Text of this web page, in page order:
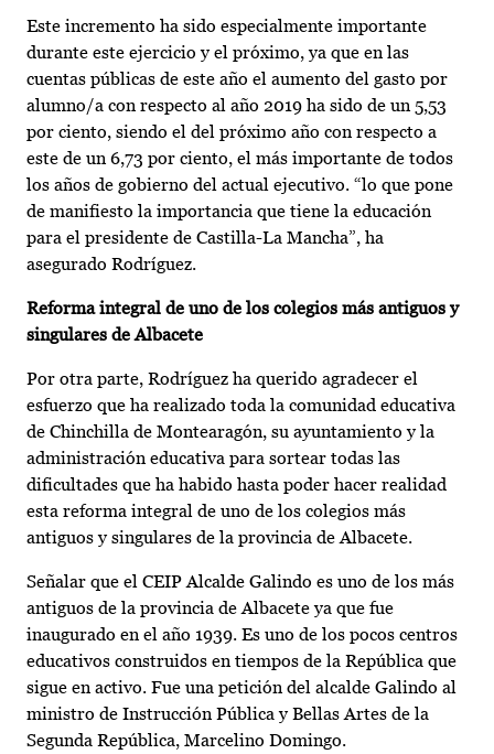
Este incremento ha sido especialmente importante
durante este ejercicio y el próximo, ya que en las
cuentas públicas de este año el aumento del gasto por
alumno/a con respecto al año 2019 ha sido de un 5,53
por ciento, siendo el del próximo año con respecto a
este de un 6,73 por ciento, el más importante de todos
los años de gobierno del actual ejecutivo. “lo que pone
de manifiesto la importancia que tiene la educación
para el presidente de Castilla-La Mancha”, ha
asegurado Rodríguez.
Reforma integral de uno de los colegios más antiguos y
singulares de Albacete
Por otra parte, Rodríguez ha querido agradecer el
esfuerzo que ha realizado toda la comunidad educativa
de Chinchilla de Montearagón, su ayuntamiento y la
administración educativa para sortear todas las
dificultades que ha habido hasta poder hacer realidad
esta reforma integral de uno de los colegios más
antiguos y singulares de la provincia de Albacete.
Señalar que el CEIP Alcalde Galindo es uno de los más
antiguos de la provincia de Albacete ya que fue
inaugurado en el año 1939. Es uno de los pocos centros
educativos construidos en tiempos de la República que
sigue en activo. Fue una petición del alcalde Galindo al
ministro de Instrucción Pública y Bellas Artes de la
Segunda República, Marcelino Domingo.